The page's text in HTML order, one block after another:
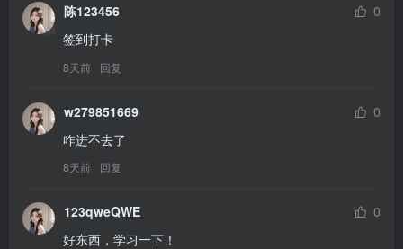
陈123456
0
签到打卡
8天前 回复
w279851669
0
咋进不去了
8天前 回复
123qweQWE
0
好东西，学习一下！